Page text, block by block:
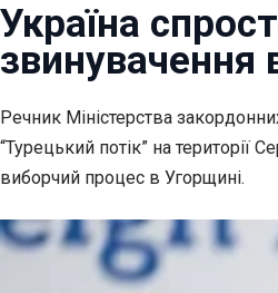
Україна
звинувачення
Речник Міністерства
“Турецький потік” на
виборчий процес в Угорщині.